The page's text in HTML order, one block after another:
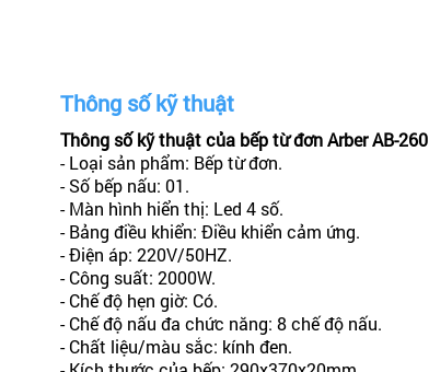
Thông số kỹ thuật
Thông số kỹ thuật của bếp từ đơn Arber AB-260
- Loại sản phẩm: Bếp từ đơn.
- Số bếp nấu: 01.
- Màn hình hiển thị: Led 4 số.
- Bảng điều khiển: Điều khiển cảm ứng.
- Điện áp: 220V/50HZ.
- Công suất: 2000W.
- Chế độ hẹn giờ: Có.
- Chế độ nấu đa chức năng: 8 chế độ nấu.
- Chất liệu/màu sắc: kính đen.